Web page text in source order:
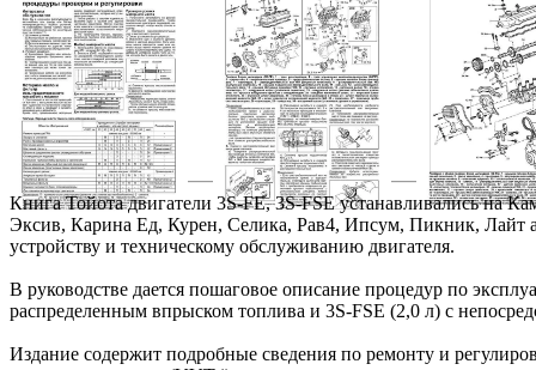
Книга Тойота двигатели 3S-FE, 3S-FSE устанавливались на
Эксив, Карина Ед, Курен, Селика, Рав4, Ипсум, Пикник, Лайт
устройству и техническому обслуживанию двигателя.
В руководстве дается пошаговое описание процедур по
распределенным впрыском топлива и 3S-FSE (2,0 л) с
Издание содержит подробные сведения по ремонту и